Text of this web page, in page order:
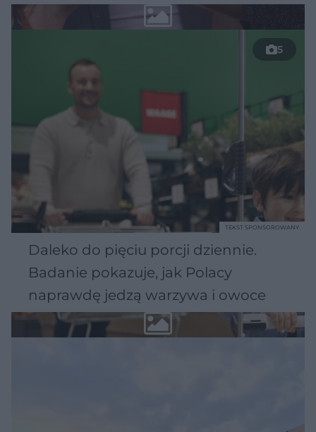
5
Daleko do pięciu porcji dziennie.
Badanie pokazuje, jak Polacy
naprawdę jedzą warzywa i owoce
TEKST SPONSOROWANY